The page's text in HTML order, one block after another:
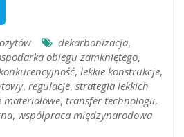
dekarbonizacja,
obiegu zamkniętego,
, lekkie konstrukcje,
, regulacje, strategia lekkich
, transfer technologii,
, współpraca międzynarodowa